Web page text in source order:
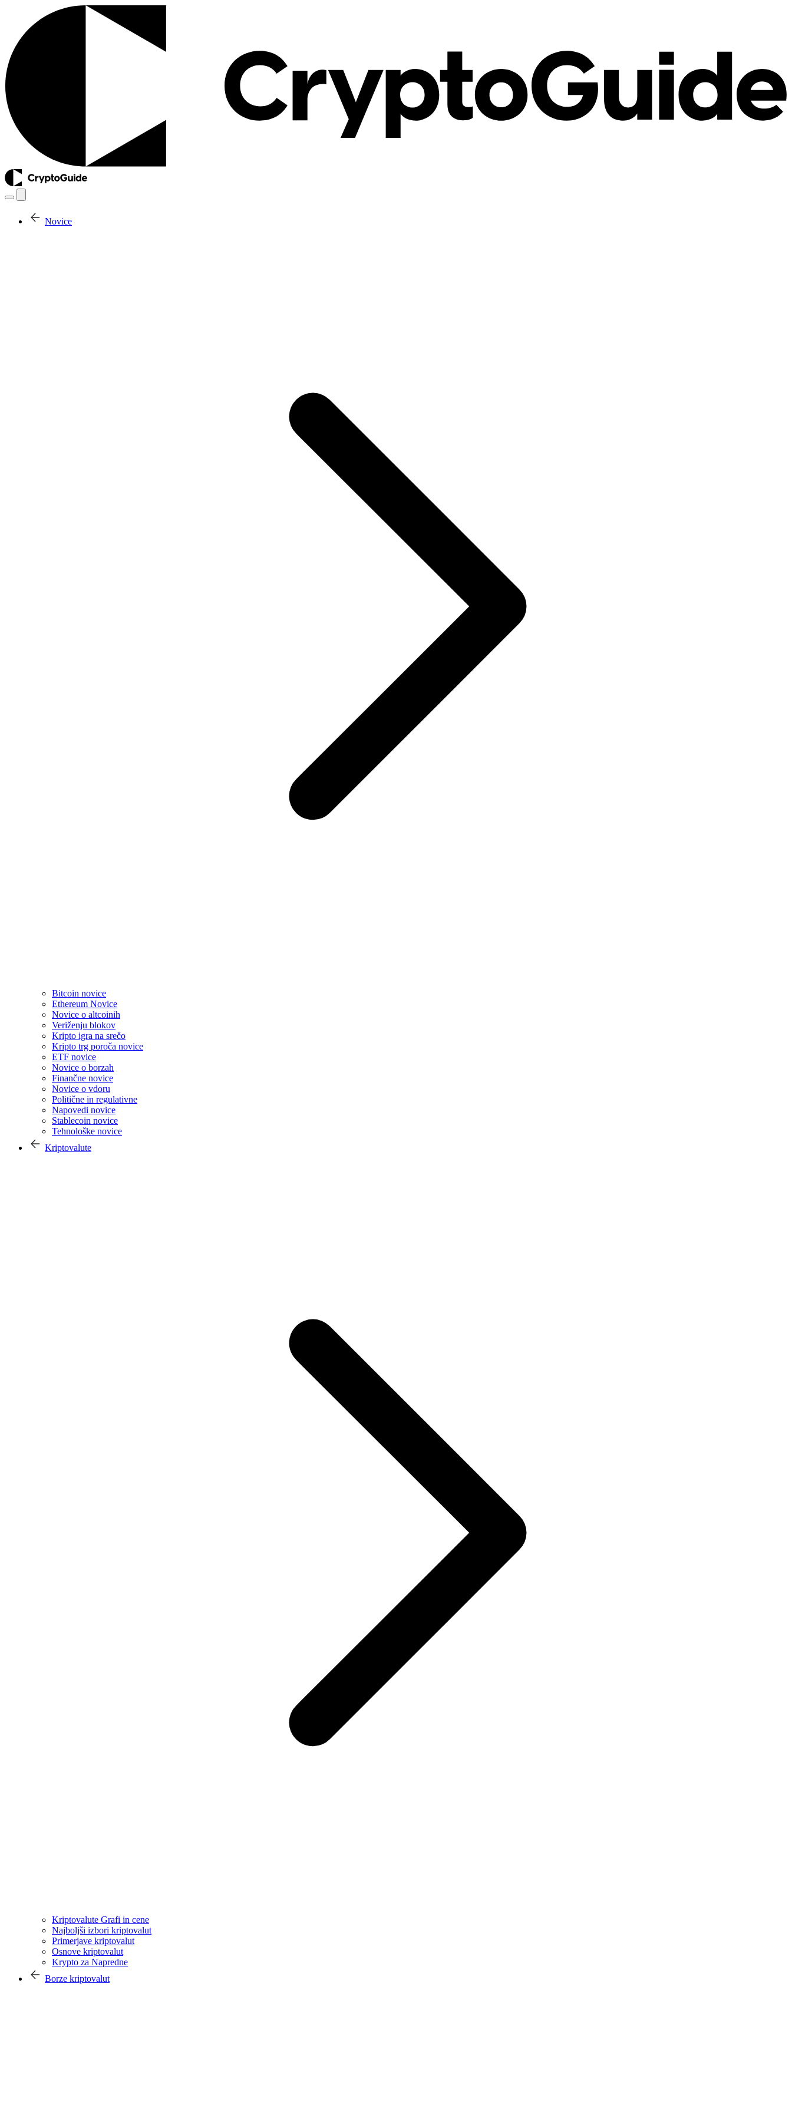
Novice
Bitcoin novice
Ethereum Novice
Novice o altcoinih
Veriženju blokov
Kripto igra na srečo
Kripto trg poroča novice
ETF novice
Novice o borzah
Finančne novice
Novice o vdoru
Politične in regulativne
Napovedi novice
Stablecoin novice
Tehnološke novice
Kriptovalute
Kriptovalute Grafi in cene
Najboljši izbori kriptovalut
Primerjave kriptovalut
Osnove kriptovalut
Krypto za Napredne
Borze kriptovalut